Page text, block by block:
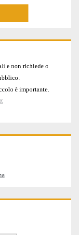
e non richiede o
è importante.